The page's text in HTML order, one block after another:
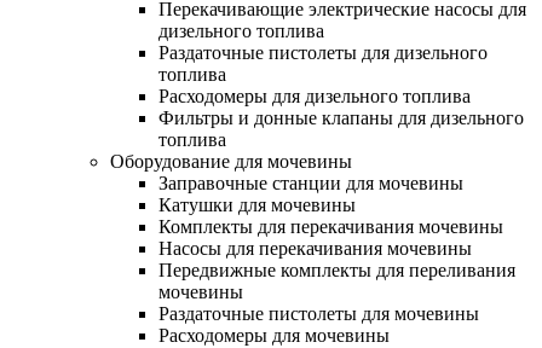
Перекачивающие электрические насосы для
дизельного топлива
Раздаточные пистолеты для дизельного
топлива
Расходомеры для дизельного топлива
Фильтры и донные клапаны для дизельного
топлива
Оборудование для мочевины
Заправочные станции для мочевины
Катушки для мочевины
Комплекты для перекачивания мочевины
Насосы для перекачивания мочевины
Передвижные комплекты для переливания
мочевины
Раздаточные пистолеты для мочевины
Расходомеры для мочевины